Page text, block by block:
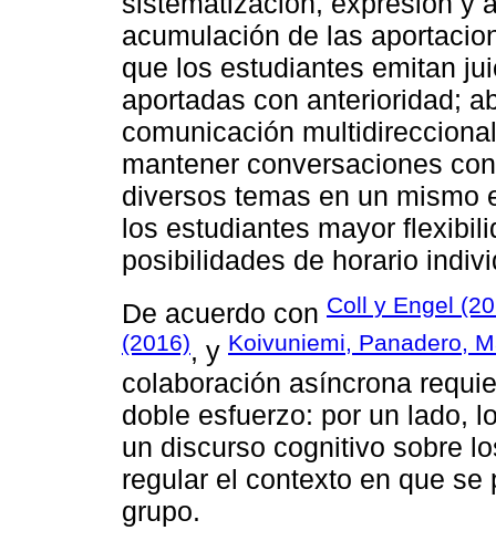
acumulación de las
que los estudiantes emitan
aportadas con anterioridad;
comunicación
mantener conversaciones
diversos temas en un mismo
los estudiantes mayor
posibilidades de horario
De acuerdo con Coll y Engel
(2016), y Koivuniemi, Panadero,
colaboración asíncrona
doble esfuerzo: por un lado,
un discurso cognitivo sobre
regular el contexto en que
grupo.